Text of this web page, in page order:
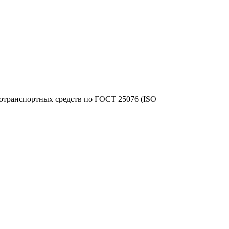
средств по ГОСТ 25076 (ISO